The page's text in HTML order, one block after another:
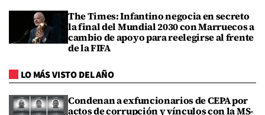
The Times: Infantino negocia en secreto
la final del Mundial 2030 con Marruecos a
cambio de apoyo para reelegirse al frente
de la FIFA
LO MÁS VISTO DEL AÑO
Condenan a exfuncionarios de CEPA por
actos de corrupción y vínculos con la MS-